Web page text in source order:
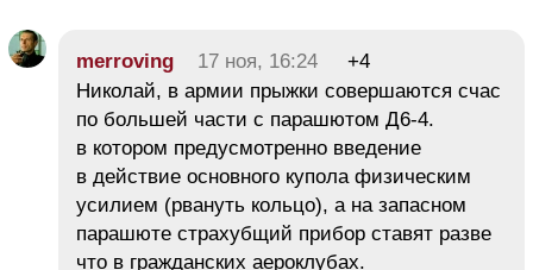
merroving 17 ноя, 16:24
+4
Николай, в армии прыжки совершаются счас
по большей части с парашютом Д6-4.
в котором предусмотренно введение
в действие основного купола физическим
усилием (рвануть кольцо), а на запасном
парашюте страхубщий прибор ставят разве
что в гражданских аероклубах.